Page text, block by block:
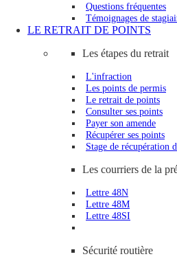
Questions fréquentes
Témoignages de
LE RETRAIT DE POINTS
Les étapes du retrait
L'infraction
Les points de permis
Le retrait de points
Consulter ses points
Payer son amende
Récupérer ses points
Stage de récupération
Les courriers de la
Lettre 48N
Lettre 48M
Lettre 48SI
Sécurité routière